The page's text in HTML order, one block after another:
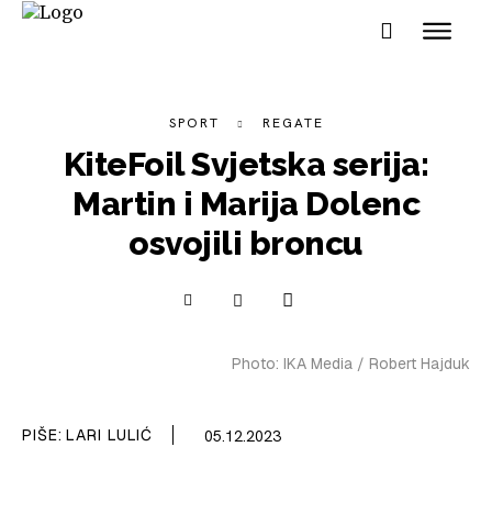
NAUTIKA
SPIZA
SPORT REGATE
KiteFoil Svjetska serija:
Martin i Marija Dolenc
osvojili broncu
Photo: IKA Media / Robert Hajduk
PIŠE: LARI LULIĆ 05.12.2023